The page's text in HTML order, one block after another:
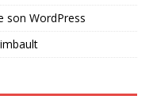
son WordPress